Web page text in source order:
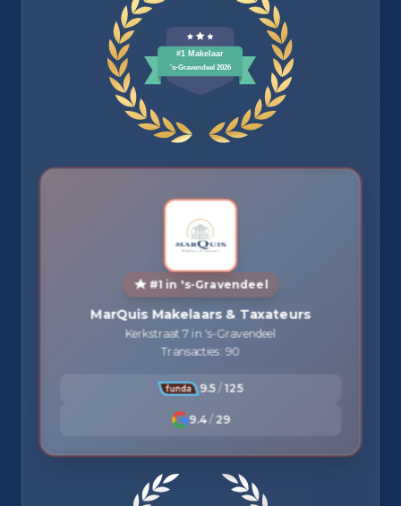
#1 in 's-Gravendeel
MarQuis Makelaars & Taxateurs
Kerkstraat 7 in 's-Gravendeel
Transacties: 90
9.5/ 125
9.4 / 29